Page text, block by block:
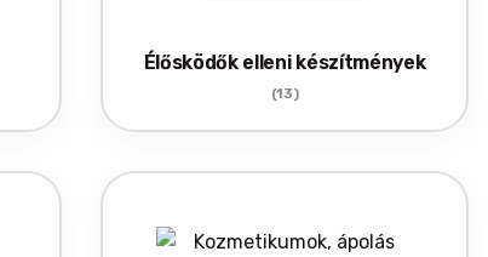
Élősködők elleni készítmények
(13)